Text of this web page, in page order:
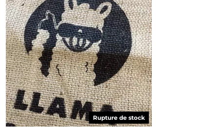
Rupture de stock